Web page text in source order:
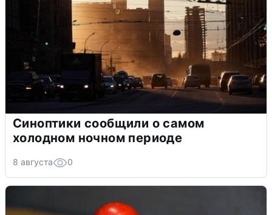
Синоптики сообщили о самом
холодном ночном периоде
8 августа 0